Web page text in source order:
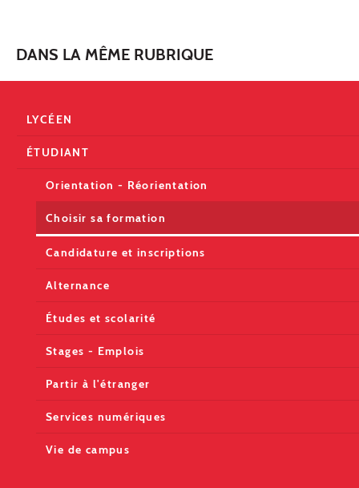
DANS LA MÊME RUBRIQUE
LYCÉEN
ÉTUDIANT
Orientation - Réorientation
Choisir sa formation
Candidature et inscriptions
Alternance
Études et scolarité
Stages - Emplois
Partir à l'étranger
Services numériques
Vie de campus